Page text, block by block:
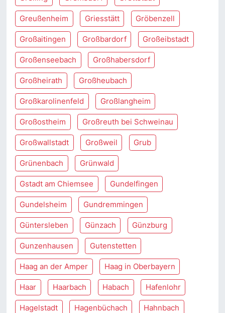
Greußenheim Griesstätt Gröbenzell
Großaitingen Großbardorf Großeibstadt
Großenseebach Großhabersdorf
Großheirath Großheubach
Großkarolinenfeld Großlangheim
Großostheim Großreuth bei Schweinau
Großwallstadt Großweil Grub
Grünenbach Grünwald
Gstadt am Chiemsee Gundelfingen
Gundelsheim Gundremmingen
Güntersleben Günzach Günzburg
Gunzenhausen Gutenstetten
Haag an der Amper Haag in Oberbayern
Haar Haarbach Habach Hafenlohr
Hagelstadt Hagenbüchach Hahnbach